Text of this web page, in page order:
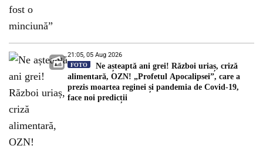
21:05, 05 Aug 2026
FOTO
Ne așteaptă ani grei! Război uriaș, criză
alimentară, OZN! „Profetul Apocalipsei”, care a
prezis moartea reginei și pandemia de Covid-19,
face noi predicții